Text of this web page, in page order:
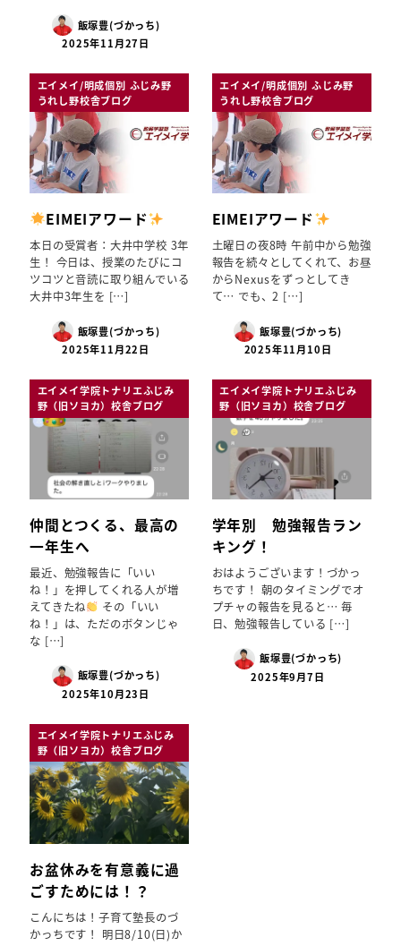
飯塚豊(づかっち)
2025年11月27日
エイメイ/明成個別 ふじみ野
うれし野校舎ブログ
EIMEIアワード
本日の受賞者：大井中学校 3年
生！ 今日は、授業のたびにコ
ツコツと音読に取り組んでいる
大井中3年生を […]
飯塚豊(づかっち)
2025年11月22日
エイメイ/明成個別 ふじみ野
うれし野校舎ブログ
EIMEIアワード
土曜日の夜8時 午前中から勉強
報告を続々としてくれて、お昼
からNexusをずっとしてき
て… でも、2 […]
飯塚豊(づかっち)
2025年11月10日
エイメイ学院トナリエふじみ
野（旧ソヨカ）校舎ブログ
仲間とつくる、最高の
一年生へ
最近、勉強報告に「いい
ね！」を押してくれる人が増
えてきたね
その「いい
ね！」は、ただのボタンじゃ
な […]
飯塚豊(づかっち)
2025年10月23日
エイメイ学院トナリエふじみ
野（旧ソヨカ）校舎ブログ
学年別 勉強報告ラン
キング！
おはようございます！づかっ
ちです！ 朝のタイミングでオ
プチャの報告を見ると… 毎
日、勉強報告している […]
飯塚豊(づかっち)
2025年9月7日
エイメイ学院トナリエふじみ
野（旧ソヨカ）校舎ブログ
お盆休みを有意義に過
ごすためには！？
こんにちは！子育て塾長のづ
かっちです！ 明日8/10(日)か